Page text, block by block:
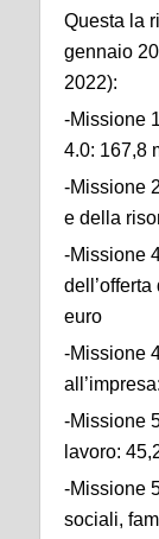
Questa la
gennaio
2022):
-Missione
4.0: 167,8
-Missione
e della
-Missione
euro
-Missione
-Missione
lavoro:
-Missione
sociali,